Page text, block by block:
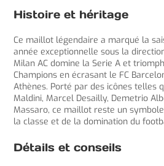
Histoire et héritage
Ce maillot légendaire a marqué la
année exceptionnelle sous la
Milan AC domine la Serie A et
Champions en écrasant le FC
Athènes. Porté par des icônes telles
Maldini, Marcel Desailly, Demetrio
Massaro, ce maillot reste un
la classe et de la domination du
Détails et conseils